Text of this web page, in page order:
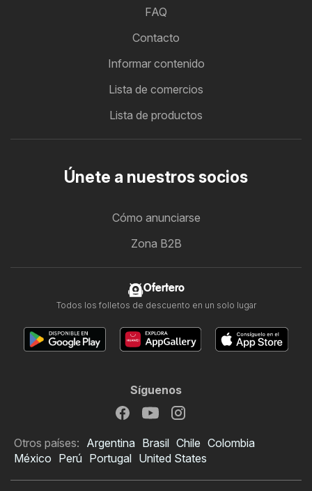
FAQ
Contacto
Informar contenido
Lista de comercios
Lista de productos
Únete a nuestros socios
Cómo anunciarse
Zona B2B
Ofertero
Todos los folletos de descuento en un solo lugar
Síguenos
Otros países: Argentina Brasil Chile Colombia
México Perú Portugal United States